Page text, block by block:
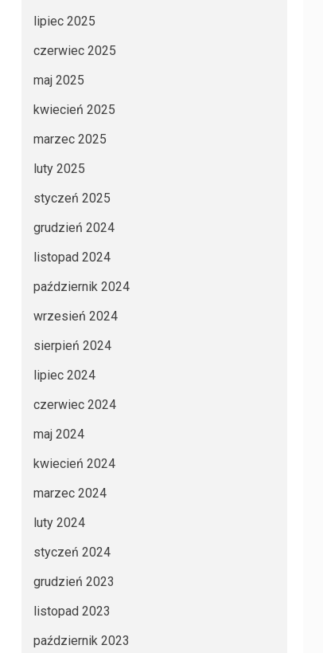
lipiec 2025
czerwiec 2025
maj 2025
kwiecień 2025
marzec 2025
luty 2025
styczeń 2025
grudzień 2024
listopad 2024
październik 2024
wrzesień 2024
sierpień 2024
lipiec 2024
czerwiec 2024
maj 2024
kwiecień 2024
marzec 2024
luty 2024
styczeń 2024
grudzień 2023
listopad 2023
październik 2023